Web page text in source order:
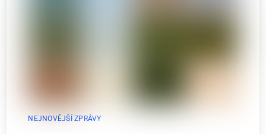
NEJNOVĚJŠÍ ZPRÁVY